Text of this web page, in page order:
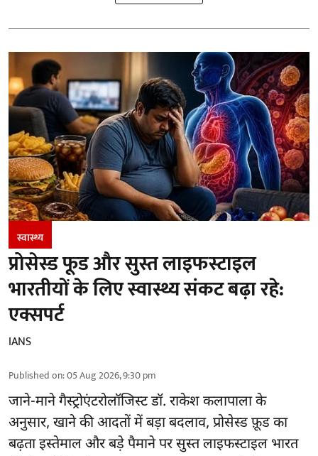
स्वास्थ्य
प्रोसेस्ड फूड और सुस्त लाइफस्टाइल
भारतीयों के लिए स्वास्थ्य संकट बढ़ा रहे:
एक्सपर्ट
IANS
Published on:05 Aug 2026, 9:30 pm
जाने-माने गैस्ट्रोएंटरोलॉजिस्ट डॉ. राकेश कलापाला के
अनुसार, खाने की आदतोंमें बड़ा बदलाव, प्रोसेस्ड फ़ूड का
बढ़ता इस्तेमाल और बड़े पैमाने पर सुस्त लाइफस्टाइल भारत